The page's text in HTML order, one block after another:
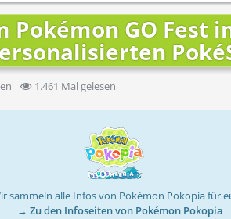
Pokémon GO Fest
1.461 Mal gelesen
sammeln alle Infos von Pokémon Pokopia für
→ Zu den Infoseiten von Pokémon Pokopia